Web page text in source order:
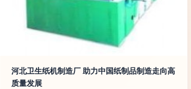
河北卫生纸机制造厂 助力中国纸制品制造走向高
质量发展